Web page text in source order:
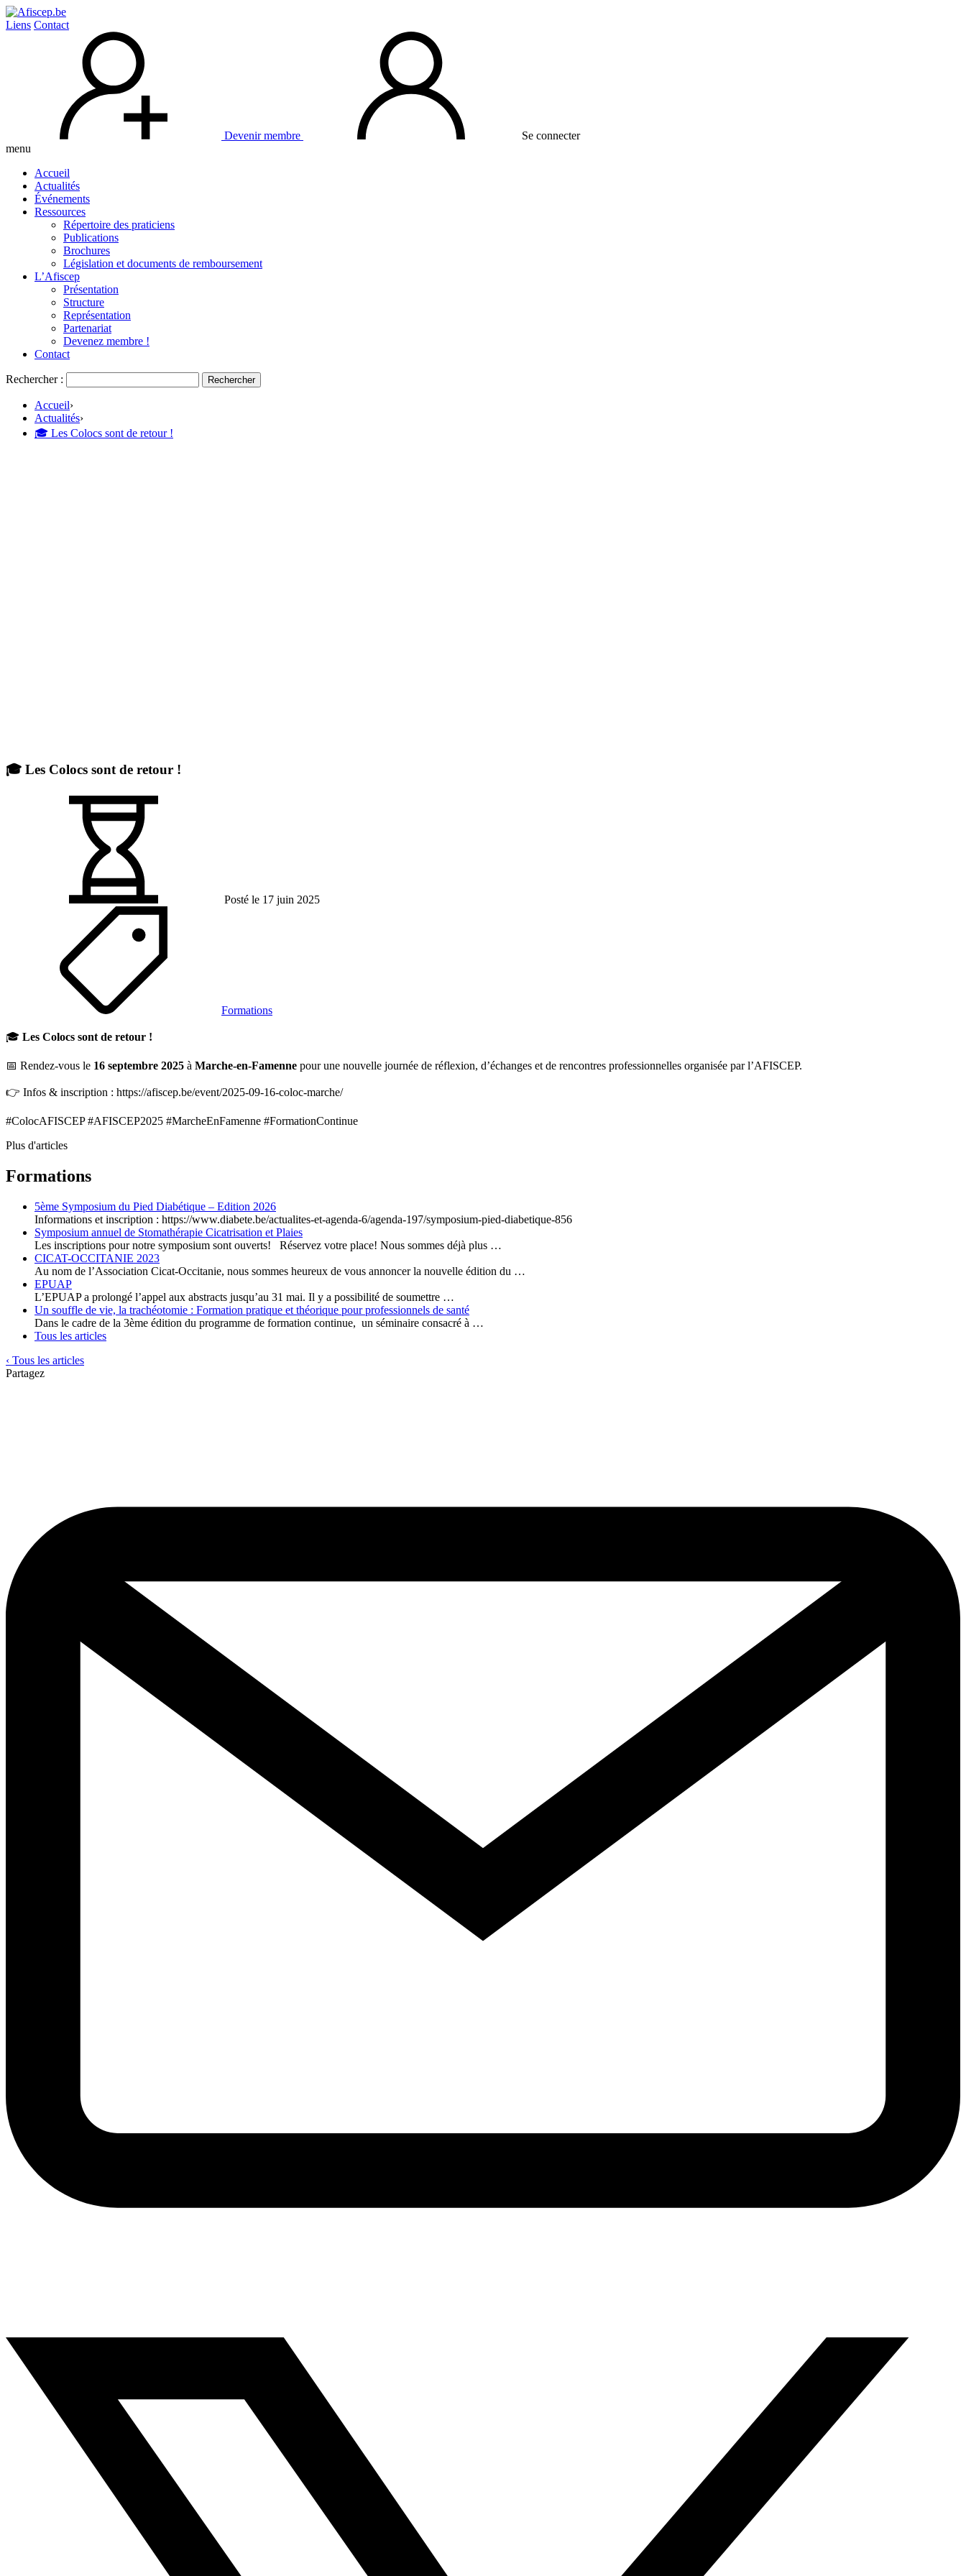
Liens Contact
Devenir membre
Se connecter
menu
Accueil
Actualités
Événements
Ressources
Répertoire des praticiens
Publications
Brochures
Législation et documents de remboursement
L’Afiscep
Présentation
Structure
Représentation
Partenariat
Devenez membre !
Contact
Rechercher :
Accueil›
Actualités›
🎓 Les Colocs sont de retour !
🎓 Les Colocs sont de retour !
Posté le 17 juin 2025
Formations
🎓 Les Colocs sont de retour !
📅 Rendez-vous le 16 septembre 2025 à Marche-en-Famenne pour une nouvelle journée de réflexion, d’échanges et de rencontres professionnelles organisée par l’AFISCEP.
👉 Infos & inscription : https://afiscep.be/event/2025-09-16-coloc-marche/
#ColocAFISCEP #AFISCEP2025 #MarcheEnFamenne #FormationContinue
Plus d'articles
Formations
5ème Symposium du Pied Diabétique – Edition 2026
Informations et inscription : https://www.diabete.be/actualites-et-agenda-6/agenda-197/symposium-pied-diabetique-856
Symposium annuel de Stomathérapie Cicatrisation et Plaies
Les inscriptions pour notre symposium sont ouverts! Réservez votre place! Nous sommes déjà plus …
CICAT-OCCITANIE 2023
Au nom de l’Association Cicat-Occitanie, nous sommes heureux de vous annoncer la nouvelle édition du …
EPUAP
L’EPUAP a prolongé l’appel aux abstracts jusqu’au 31 mai. Il y a possibilité de soumettre …
Un souffle de vie, la trachéotomie : Formation pratique et théorique pour professionnels de santé
Dans le cadre de la 3ème édition du programme de formation continue, un séminaire consacré à …
Tous les articles
‹ Tous les articles
Partagez